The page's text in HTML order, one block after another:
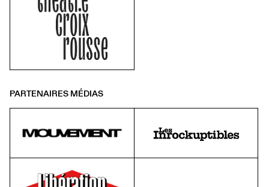
PARTENAIRES MÉDIAS